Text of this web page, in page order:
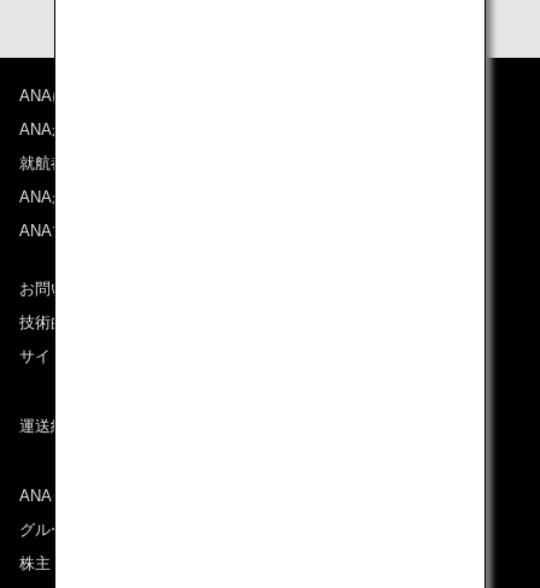
ANAについて
ANAからのお知らせ
就航都市
ANAがお約束する体験
ANAマイレージクラブ
お問い合わせ
技術的なお問い合わせ（推奨環境）
サイトマップ
運送約款
ANAグループについて
グループ企業一覧
株主・投資家情報